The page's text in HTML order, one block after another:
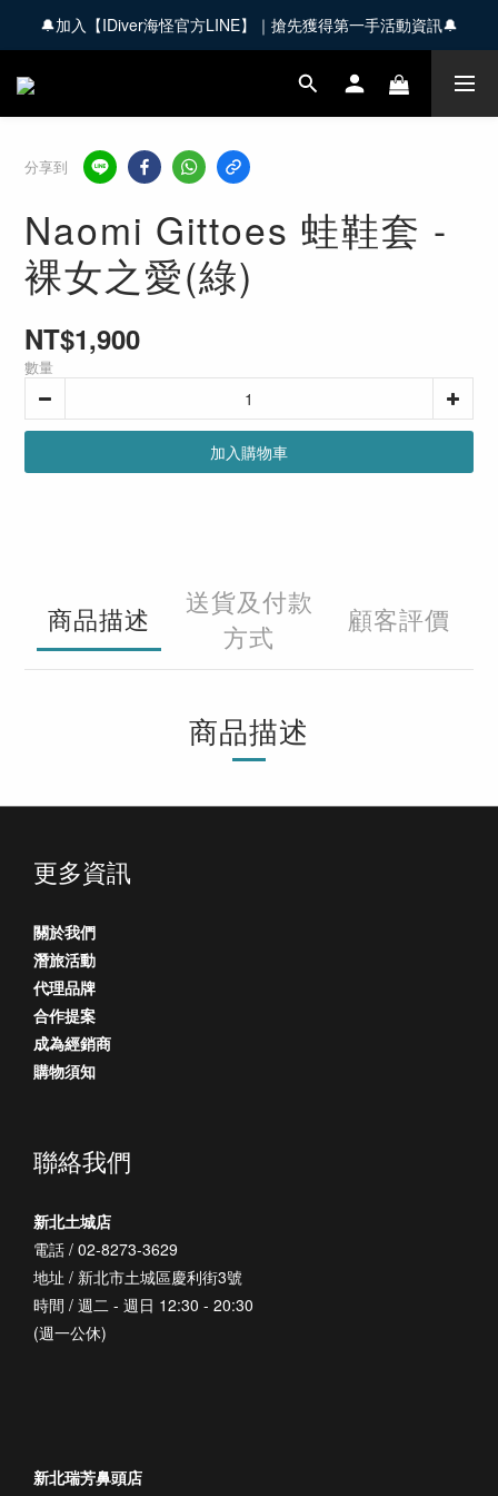
🚚 全館商品滿 $3,000 享免運優惠【會員限定】
🔔加入【IDiver海怪官方LINE】｜搶先獲得第一手活動資訊🔔
🚚 全館商品滿 $3,000 享免運優惠【會員限定】
分享到
Naomi Gittoes 蛙鞋套 -
裸女之愛(綠)
NT$1,900
數量
加入購物車
商品描述
送貨及付款
方式
顧客評價
商品描述
更多資訊
關於我們
潛旅活動
代理品牌
合作提案
成為經銷商
購物須知
聯絡我們
新北土城店
電話 / 02-8273-3629
地址 / 新北市土城區慶利街3號
時間 / 週二 - 週日 12:30 - 20:30
(週一公休)
新北瑞芳鼻頭店